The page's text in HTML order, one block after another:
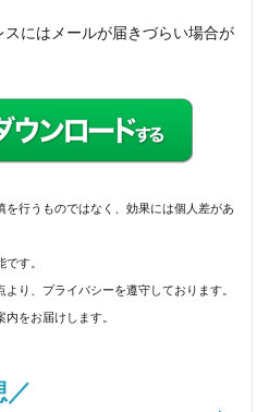
にはメールが届きづらい場合が
行うものではなく、効果には個人差があ
す。
り、プライバシーを遵守しております。
をお届けします。
／